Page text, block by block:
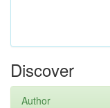
Discover
Author